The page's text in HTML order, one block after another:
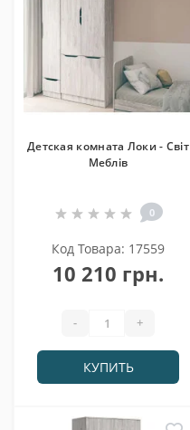
Детская комната Локи - Світ
Меблів
0
Код Товара: 17559
10 210 грн.
- +
КУПИТЬ